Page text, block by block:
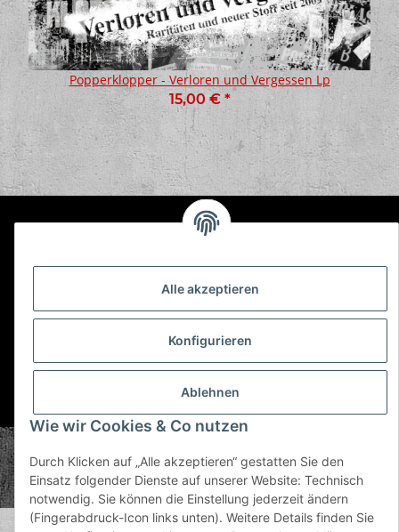
Popperklopper - Verloren und Vergessen Lp
15,00 € *
Gesetzliche Informationen
© Plastic Bomb GmbH
Copyright © 2026 Plastic Bomb GmbH
Powered byJTL-Shop
Alle akzeptieren
Konfigurieren
Ablehnen
Wie wir Cookies & Co nutzen
Durch Klicken auf „Alle akzeptieren“ gestatten Sie den
Einsatz folgender Dienste auf unserer Website: Technisch
notwendig. Sie können die Einstellung jederzeit ändern
(Fingerabdruck-Icon links unten). Weitere Details finden Sie